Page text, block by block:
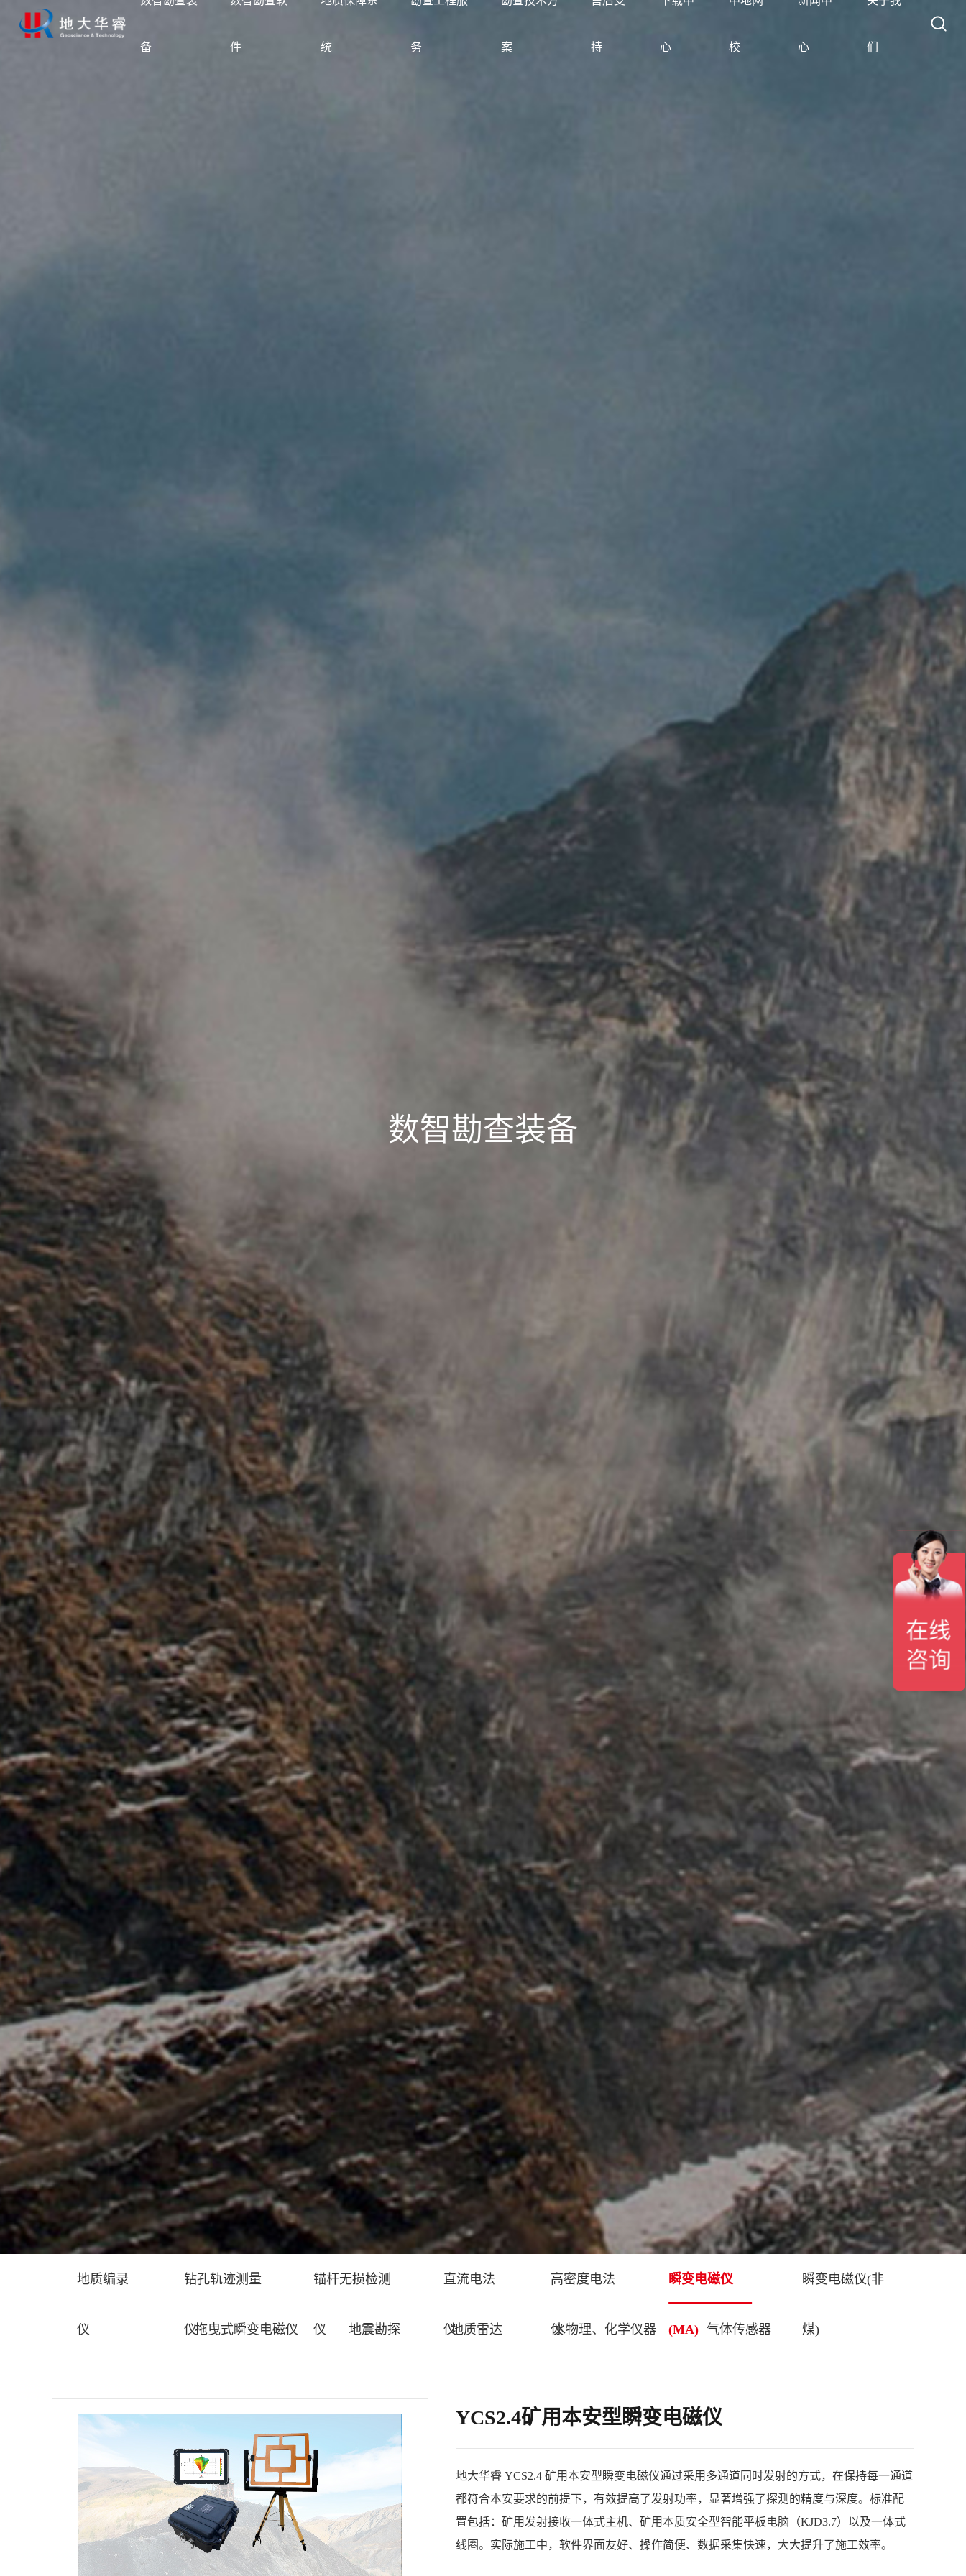
备 件 统 务 案 持 心 校 心 们
数智勘查装备
地质编录
仪
钻孔轨迹测量
仪
锚杆无损检测
仪
直流电法
仪
高密度电法
仪
瞬变电磁仪
(MA)
瞬变电磁仪(非
煤)
拖曳式瞬变电磁仪 地震勘探 地质雷达 水物理、化学仪器 气体传感器
YCS2.4矿用本安型瞬变电磁仪
地大华睿 YCS2.4 矿用本安型瞬变电磁仪通过采用多通道同时发射的方式，在保持每一通道
都符合本安要求的前提下，有效提高了发射功率，显著增强了探测的精度与深度。标准配
置包括：矿用发射接收一体式主机、矿用本质安全型智能平板电脑（KJD3.7）以及一体式
线圈。实际施工中，软件界面友好、操作简便、数据采集快速，大大提升了施工效率。